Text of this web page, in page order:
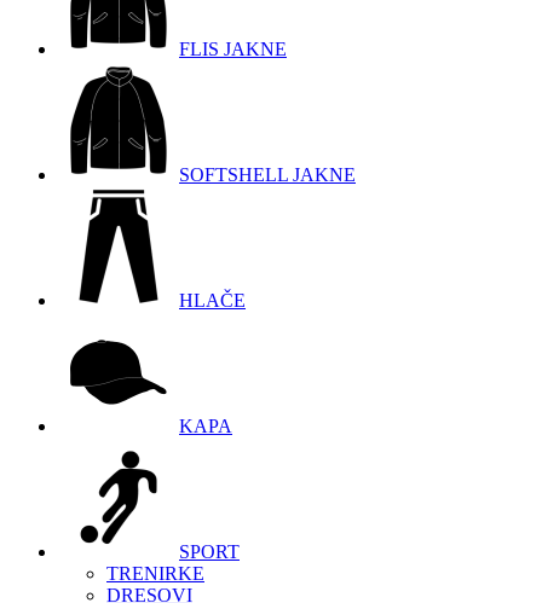
FLIS JAKNE
SOFTSHELL JAKNE
HLAČE
KAPA
SPORT
TRENIRKE
DRESOVI